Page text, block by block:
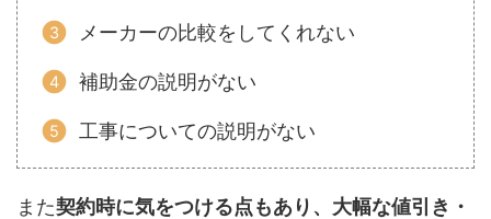
メーカーの比較をしてくれない
補助金の説明がない
工事についての説明がない
また契約時に気をつける点もあり、大幅な値引き・